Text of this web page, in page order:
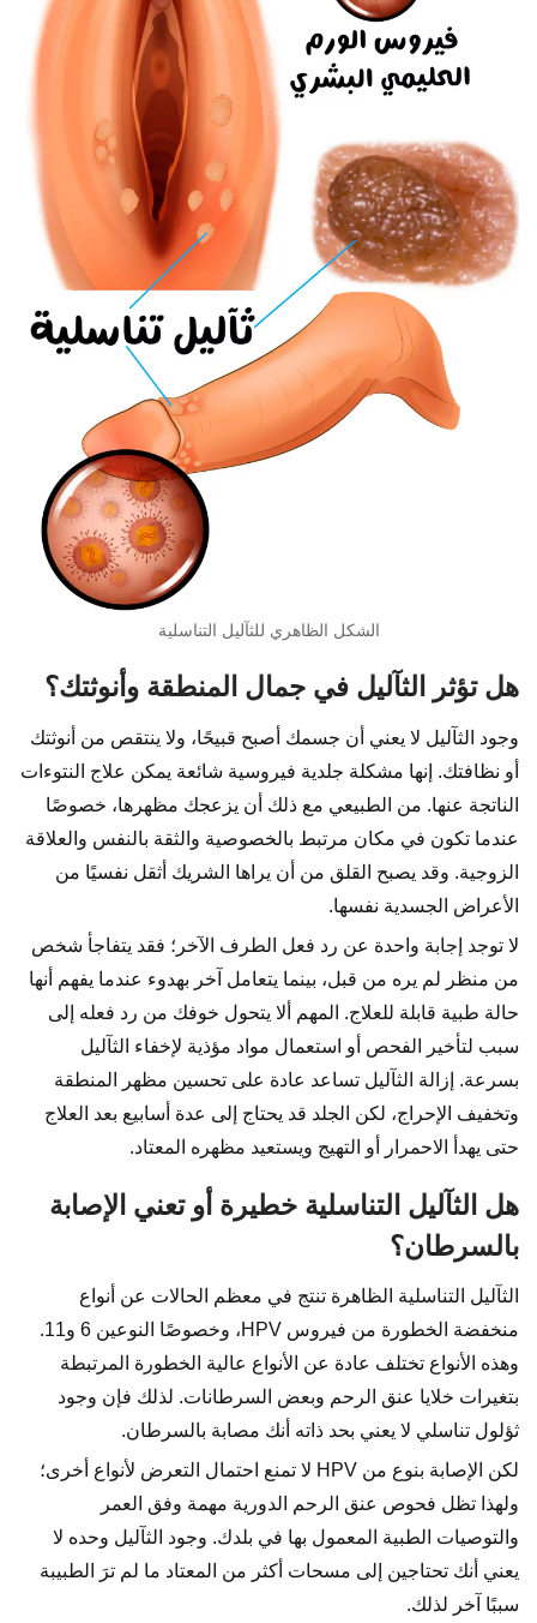
الشكل الظاهري للثآليل التناسلية
هل تؤثر الثآليل في جمال المنطقة وأنوثتك؟
وجود الثآليل لا يعني أن جسمك أصبح قبيحًا، ولا ينتقص من أنوثتك
أو نظافتك. إنها مشكلة جلدية فيروسية شائعة يمكن علاج النتوءات
الناتجة عنها. من الطبيعي مع ذلك أن يزعجك مظهرها، خصوصًا
عندما تكون في مكان مرتبط بالخصوصية والثقة بالنفس والعلاقة
الزوجية. وقد يصبح القلق من أن يراها الشريك أثقل نفسيًا من
الأعراض الجسدية نفسها.
لا توجد إجابة واحدة عن رد فعل الطرف الآخر؛ فقد يتفاجأ شخص
من منظر لم يره من قبل، بينما يتعامل آخر بهدوء عندما يفهم أنها
حالة طبية قابلة للعلاج. المهم ألا يتحول خوفك من رد فعله إلى
سبب لتأخير الفحص أو استعمال مواد مؤذية لإخفاء الثآليل
بسرعة. إزالة الثآليل تساعد عادة على تحسين مظهر المنطقة
وتخفيف الإحراج، لكن الجلد قد يحتاج إلى عدة أسابيع بعد العلاج
حتى يهدأ الاحمرار أو التهيج ويستعيد مظهره المعتاد.
هل الثآليل التناسلية خطيرة أو تعني الإصابة
بالسرطان؟
الثآليل التناسلية الظاهرة تنتج في معظم الحالات عن أنواع
منخفضة الخطورة من فيروس HPV، وخصوصًا النوعين 6 و11.
وهذه الأنواع تختلف عادة عن الأنواع عالية الخطورة المرتبطة
بتغيرات خلايا عنق الرحم وبعض السرطانات. لذلك فإن وجود
ثؤلول تناسلي لا يعني بحد ذاته أنك مصابة بالسرطان.
لكن الإصابة بنوع من HPV لا تمنع احتمال التعرض لأنواع أخرى؛
ولهذا تظل فحوص عنق الرحم الدورية مهمة وفق العمر
والتوصيات الطبية المعمول بها في بلدك. وجود الثآليل وحده لا
يعني أنك تحتاجين إلى مسحات أكثر من المعتاد ما لم ترَ الطبيبة
سببًا آخر لذلك.